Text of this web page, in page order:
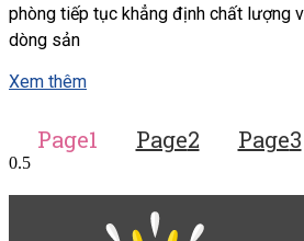
phòng tiếp tục khẳng định chất lượng
dòng sản
Xem thêm
Page1 Page2 Page3